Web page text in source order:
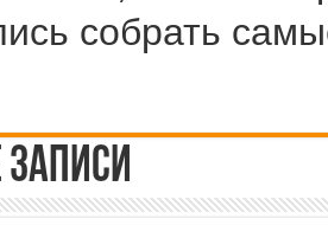
собрать
записи